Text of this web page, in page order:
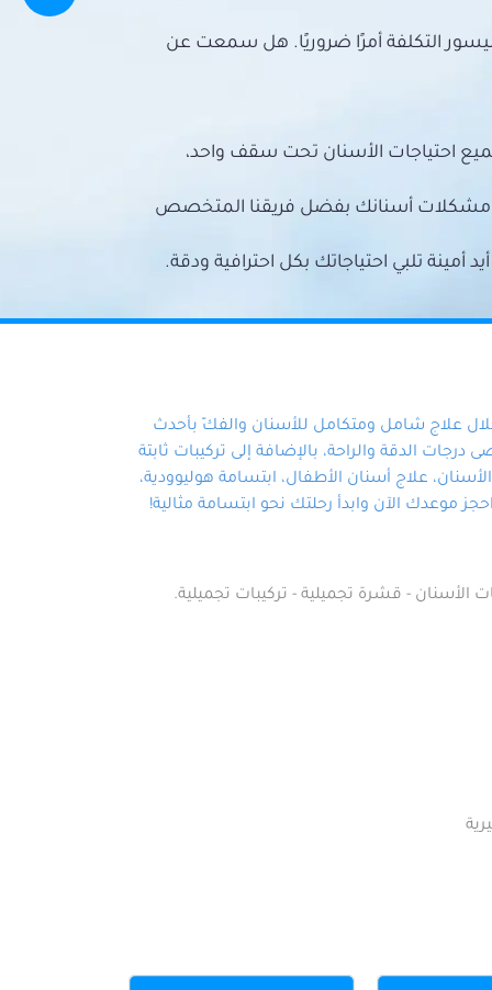
التكلفة أمرًا ضروريًا. هل سمعت عن
احتياجات الأسنان تحت سقف واحد،
مشكلات أسنانك بفضل فريقنا المتخصص
تلبي احتياجاتك بكل احترافية ودقة.
علاج شامل ومتكامل للأسنان والفكّ بأحدث
الدقة والراحة، بالإضافة إلى تركيبات ثابتة
علاج أسنان الأطفال، ابتسامة هوليوودية،
موعدك الآن وابدأ رحلتك نحو ابتسامة مثالية!
الأسنان - قشرة تجميلية - تركيبات تجميلية.